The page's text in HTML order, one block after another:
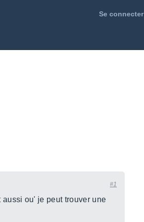
Se connecter
#1
ou' je peut trouver une